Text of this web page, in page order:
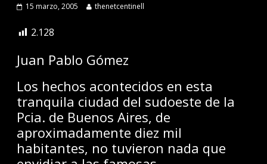
15 marzo, 2005 thenetcentinell
2.128
Juan Pablo Gómez
Los hechos acontecidos en esta
tranquila ciudad del sudoeste de la
Pcia. de Buenos Aires, de
aproximadamente diez mil
habitantes, no tuvieron nada que